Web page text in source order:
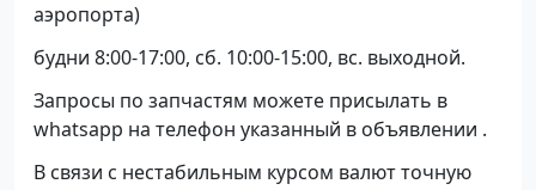
аэропорта)
будни 8:00-17:00, сб. 10:00-15:00, вс. выходной.
Запросы по запчастям можете присылать в
whatsapp на телефон указанный в объявлении .
В связи с нестабильным курсом валют точную